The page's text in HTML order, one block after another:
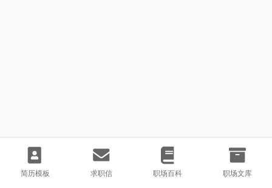
简历模板 求职信 职场百科 职场文库